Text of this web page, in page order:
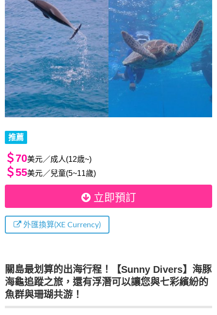
推薦
＄70美元／成人(12歳~)
＄55美元／兒童(5~11歲)
立即預訂
外匯換算(XE Currency)
關島最划算的出海行程！【Sunny Divers】海豚
海龜追蹤之旅，還有浮潛可以讓您與七彩繽紛的
魚群與珊瑚共游！